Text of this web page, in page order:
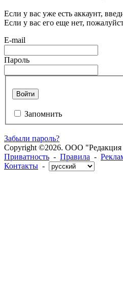
Если у вас уже есть аккаунт,
Если у вас его еще нет,
E-mail
Пароль
Войти
Запомнить
Забыли пароль?
Copyright ©2026. ООО
Приватность - Правила -
Контакты -